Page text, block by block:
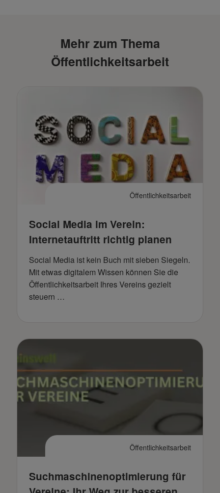
Mehr zum Thema
Öffentlichkeitsarbeit
Öffentlichkeitsarbeit
Social Media im Verein:
Internetauftritt richtig planen
Social Media ist kein Buch mit sieben Siegeln.
Mit etwas digitalem Wissen können Sie die
Öffentlichkeitsarbeit Ihres Vereins gezielt
steuern …
Öffentlichkeitsarbeit
Suchmaschinenoptimierung für